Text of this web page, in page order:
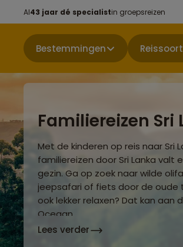
Al43 jaar dé specialistin groepsreizen
Bestemmingen
Familiereizen Sri
Met de kinderen op reis naar Sri
familiereizen door Sri Lanka
gezin. Ga op zoek naar wilde
jeepsafari of fiets door de oude
ook lekker relaxen? Dat kan
Oceaan.
Lees verder